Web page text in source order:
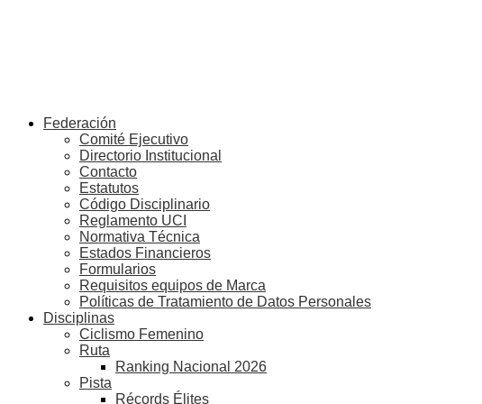
Federación
Comité Ejecutivo
Directorio Institucional
Contacto
Estatutos
Código Disciplinario
Reglamento UCI
Normativa Técnica
Estados Financieros
Formularios
Requisitos equipos de Marca
Políticas de Tratamiento de Datos Personales
Disciplinas
Ciclismo Femenino
Ruta
Ranking Nacional 2026
Pista
Récords Élites